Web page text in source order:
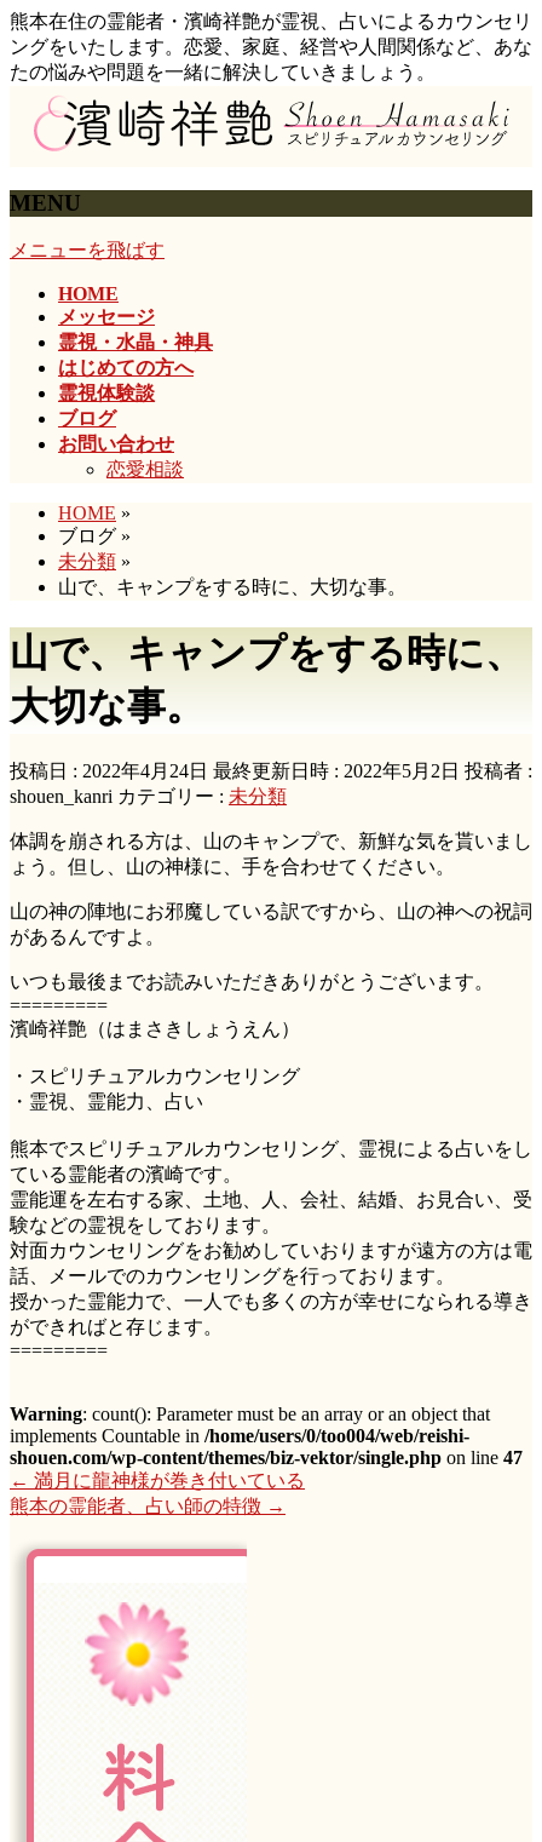
熊本在住の霊能者・濱崎祥艶が霊視、占いによるカウンセリ
ングをいたします。恋愛、家庭、経営や人間関係など、あな
たの悩みや問題を一緒に解決していきましょう。
MENU
メニューを飛ばす
HOME
メッセージ
霊視・水晶・神具
はじめての方へ
霊視体験談
ブログ
お問い合わせ
恋愛相談
HOME »
ブログ »
未分類 »
山で、キャンプをする時に、大切な事。
山で、キャンプをする時に、
大切な事。
投稿日 : 2022年4月24日 最終更新日時 : 2022年5月2日 投稿者 :
shouen_kanri カテゴリー : 未分類
体調を崩される方は、山のキャンプで、新鮮な気を貰いまし
ょう。但し、山の神様に、手を合わせてください。
山の神の陣地にお邪魔している訳ですから、山の神への祝詞
があるんですよ。
いつも最後までお読みいただきありがとうございます。
=========
濱崎祥艶（はまさきしょうえん）
・スピリチュアルカウンセリング
・霊視、霊能力、占い
熊本でスピリチュアルカウンセリング、霊視による占いをし
ている霊能者の濱崎です。
霊能運を左右する家、土地、人、会社、結婚、お見合い、受
験などの霊視をしております。
対面カウンセリングをお勧めしていおりますが遠方の方は電
話、メールでのカウンセリングを行っております。
授かった霊能力で、一人でも多くの方が幸せになられる導き
ができればと存じます。
=========
Warning: count(): Parameter must be an array or an object that
implements Countable in /home/users/0/too004/web/reishi-
shouen.com/wp-content/themes/biz-vektor/single.php on line 47
← 満月に龍神様が巻き付いている
熊本の霊能者、占い師の特徴 →